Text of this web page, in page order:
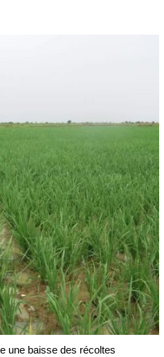
une baisse des récoltes